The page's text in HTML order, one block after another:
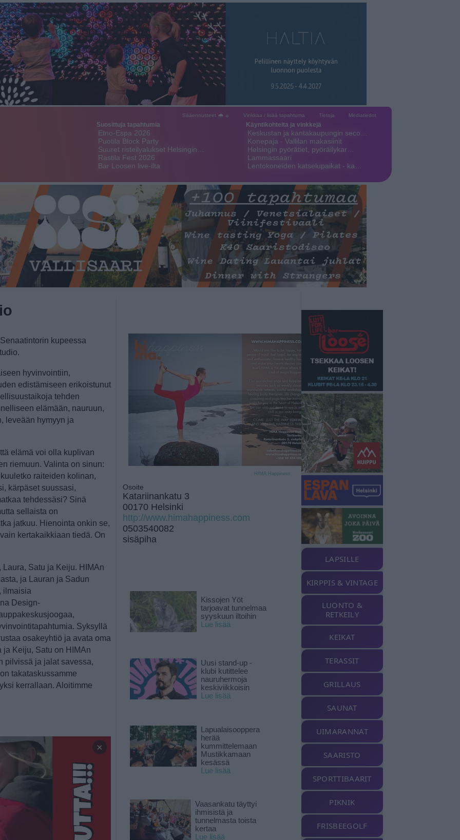
Sääennusteet 🌧 ☼ Vinkkaa / lisää tapahtuma Tietoja Mediatiedot
Suosittuja tapahtumia
Etno-Espa 2026
Puotila Block Party
Suuret risteilyalukset Helsingin…
Rastila Fest 2026
Bar Loosen live-ilta
Käyntikohteita ja vinkkejä
Keskustan ja kantakaupungin seco…
Konepaja - Vallilan makasiinit
Helsingin pyörätiet, pyöräilykar…
Lammassaari
Lentokoneiden katselupaikat - ka…
kupeessa
hyvinvointiin,
edistämiseen erikoistunut
tehden
elämään, nauruun,
leveään hymyyn ja
elämä voi olla kuplivan
riemuun. Valinta on sinun:
raiteiden kolinan,
kärpäset suussasi,
tehdessäsi? Sinä
sellaista on
jatkuu. Hienointa onkin se,
kertakaikkiaan tiedä. On
Satu ja Keiju. HIMAn
ja Lauran ja Sadun
ilmaisia
Design-
Syksyllä
osakeyhtiö ja avata oma
ja Keiju, Satu on HIMAn
pilvissä ja jalat savessa,
takataskussamme
kerrallaan. Aloitimme
×
HIMA Happiness
Osoite
Katariinankatu 3
00170 Helsinki
http://www.himahappiness.com
0503540082
sisäpiha
Kissojen Yöt
tarjoavat tunnelmaa
syyskuun iltoihin
Lue lisää
Uusi stand-up -
klubi kutittelee
nauruhermoja
keskiviikkoisin
Lue lisää
Lapualaisooppera
herää
kummittelemaan
Mustikkamaan
kesässä
Lue lisää
Vaasankatu täyttyi
ihmisistä ja
tunnelmasta toista
kertaa
Lue lisää
LAPSILLE
KIRPPIS & VINTAGE
LUONTO &
RETKEILY
KEIKAT
TERASSIT
GRILLAUS
SAUNAT
UIMARANNAT
SAARISTO
SPORTTIBAARIT
PIKNIK
FRISBEEGOLF